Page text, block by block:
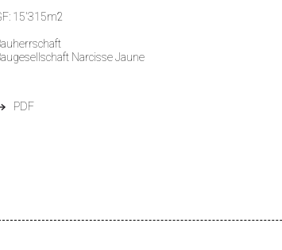
15'315m2
Narcisse Jaune
PDF